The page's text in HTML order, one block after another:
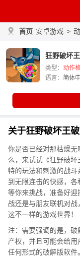
首页 安卓游戏 >
狂野破坏
类型： 动作
语言： 简体
关于狂野破坏王
你是否已经对那枯燥
么，来试试《狂野破
特的玩法和刺激的战
到无限连击的快感，
等你来挑战，准备好
战还是与朋友联机对
这不一样的游戏世界！
注：需要强调的是，
产权，并且可能会给
任何形式的破解版软